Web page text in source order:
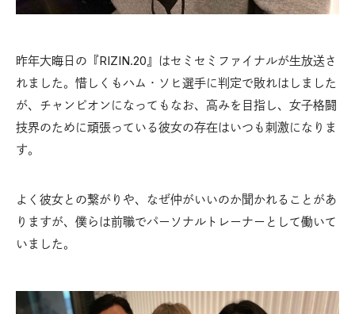
昨年大晦日の『RIZIN.20』はセミセミファイナルが生放送さ
れました。惜しくもハム・ソヒ選手に判定で敗れはしました
が、チャンピオンになってもなお、高みを目指し、女子格闘
技界のために頑張っている彼女の存在はいつも刺激になりま
す。
よく彼女との繋がりや、なぜ仲がいいのか聞かれることがあ
りますが、僕らは前職でパーソナルトレーナーとして働いて
いました。